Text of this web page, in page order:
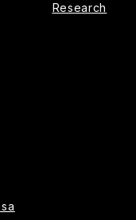
Research